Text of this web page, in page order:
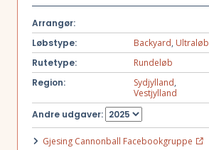
Arrangør:
Løbstype:
Backyard, Ultraløb
Rutetype:
Rundeløb
Region:
Sydjylland,
Vestjylland
Andre udgaver:
Gjesing Cannonball Facebookgruppe